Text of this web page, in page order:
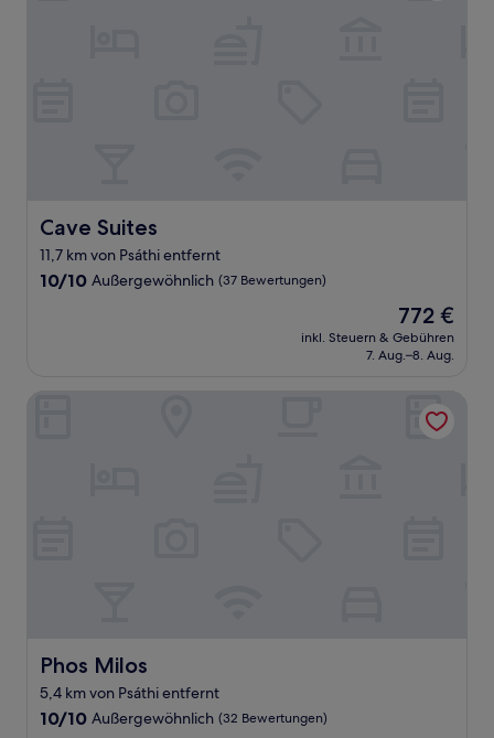
Cave Suites
Cave Suites
11,7 km von Psáthi entfernt
10.0
10/10 Außergewöhnlich (37 Bewertungen)
Der
Preis
beträgt
772 €
inkl. Steuern & Gebühren
7. Aug.–8. Aug.
Phos Milos
Phos Milos
5,4 km von Psáthi entfernt
10.0
10/10 Außergewöhnlich (32 Bewertungen)